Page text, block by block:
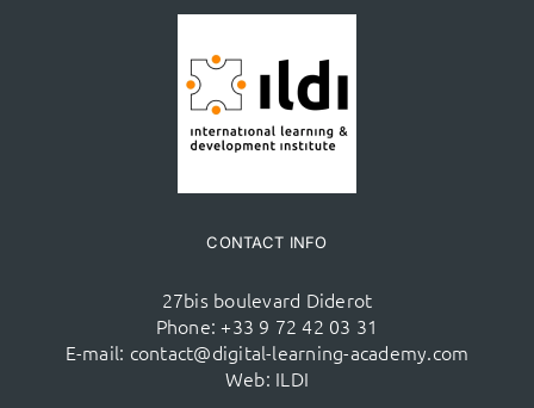
CONTACT INFO
27bis boulevard Diderot
Phone: +33 9 72 42 03 31
E-mail: contact@digital-learning-academy.com
Web: ILDI